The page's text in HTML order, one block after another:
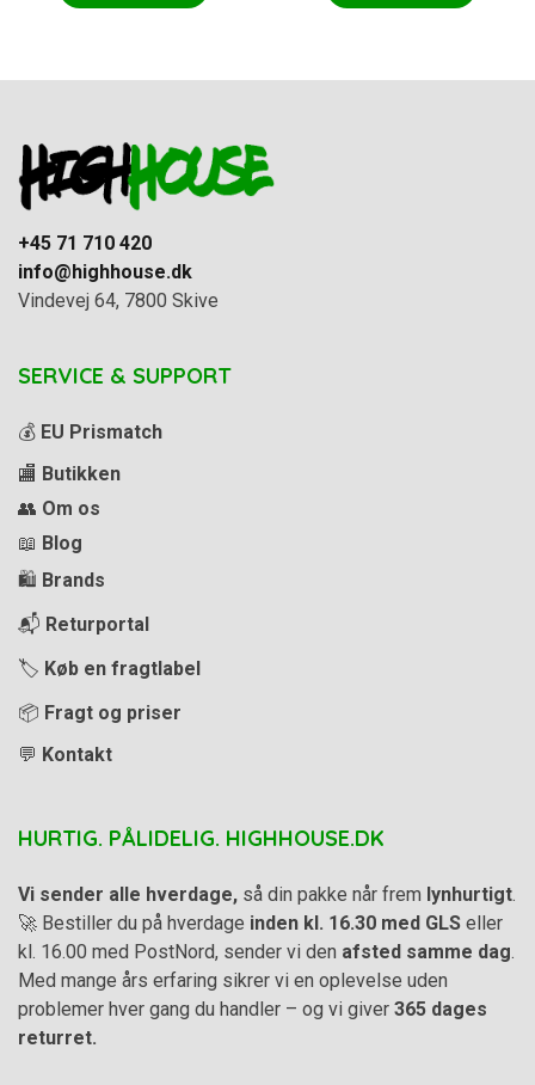
+45 71 710 420
info@highhouse.dk
Vindevej 64, 7800 Skive
SERVICE & SUPPORT
💰 EU Prismatch
🏬 Butikken
👥 Om os
📖 Blog
🛍️ Brands
📬 Returportal
🏷️ Køb en fragtlabel
📦 Fragt og priser
💬 Kontakt
HURTIG. PÅLIDELIG. HIGHHOUSE.DK
Vi sender alle hverdage, så din pakke når frem lynhurtigt
🚀 Bestiller du på hverdage inden kl. 16.30 med GLS eller
kl. 16.00 med PostNord, sender vi den afsted samme dag
Med mange års erfaring sikrer vi en oplevelse uden
problemer hver gang du handler – og vi giver 365 dages
returret.